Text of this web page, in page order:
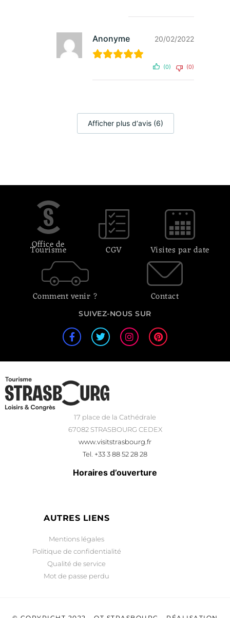
Anonyme 20/02/2022
(0) (0)
Afficher plus d‘avis (6)
Office de
Tourisme CGV Visites par date
Comment venir ? Contact
SUIVEZ-NOUS SUR
17 place de la Cathédrale
67082 STRASBOURG CEDEX
www.visitstrasbourg.fr
Tel. +33 3 88 52 28 28
Horaires d’ouverture
AUTRES LIENS
Mentions légales
Politique de confidentialité
Qualité de service
Mot de passe perdu